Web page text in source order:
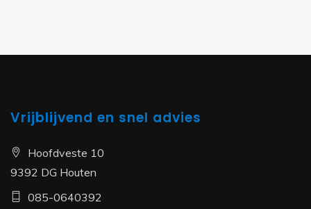
Vrijblijvend en snel advies
Hoofdveste 10
9392 DG Houten
085-0640392